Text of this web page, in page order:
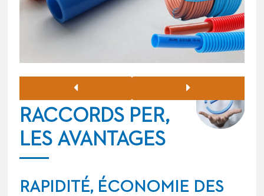
TUBES ET
RACCORDS PER,
LES AVANTAGES
RAPIDITÉ, ÉCONOMIE DES